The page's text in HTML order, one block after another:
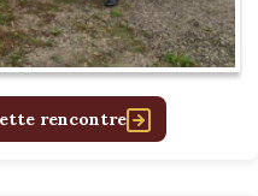
rencontre